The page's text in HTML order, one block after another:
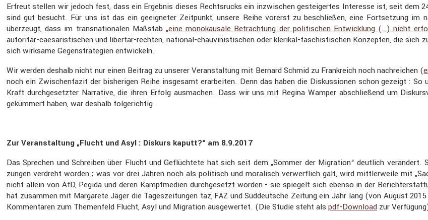
Erfreut stellen wir jedoch fest, dass ein Ergebnis dieses Rechts­rucks ein inzwi­schen gestei­gertes Inter­esse ist, seit dem
sind gut besucht. Für uns ist das ein geeig­neter Zeitpunkt, unsere Reihe vorerst zu beschließen, eine Fortset­zung
überzeugt, dass im trans­na­tio­nalen Maßstab „eine monokau­sale Betrach­tung der politi­schen Entwick­lung (…) nicht
autoritär-caesa­ris­ti­schen und libertär-rechten, national-chauvi­nis­ti­schen oder klerikal-faschis­ti­schen Konzepten, die sich
sich wirksame Gegen­stra­te­gien entwi­ckeln.
Wir werden deshalb nicht nur einen Beitrag zu unserer Veran­stal­tung mit Bernard Schmid zu Frank­reich noch nachrei­chen (
noch ein Zwischen­fazit der bishe­rigen Reihe insge­samt erarbeiten. Denn das haben die Diskus­sionen schon gezeigt :
Kraft durch­ge­setzter Narra­tive, die ihren Erfolg ausma­chen. Dass wir uns mit Regina Wamper abschlie­ßend um
geküm­mert haben, war deshalb folge­richtig.
Zur Veran­stal­tung „Flucht und Asyl : Diskurs kaputt?“ am 8.9.2017
Das Sprechen und Schreiben über Flucht und Geflüch­tete hat sich seit dem „Sommer der Migra­tion“ deutlich
zungen verdreht worden ; was vor drei Jahren noch als politisch und moralisch verwerf­lich galt, wird mittler­weile mit
nicht allein von AfD, Pegida und deren Kampf­me­dien durch­ge­setzt worden - sie spiegelt sich ebenso in der
hat zusammen mit Marga­rete Jäger die Tages­zei­tungen taz,FAZ und Süddeut­sche Zeitung ein Jahr lang (von August
Kommen­taren zum Themen­feld Flucht, Asyl und Migra­tion ausge­wertet. (Die Studie steht als pdf-Download zur